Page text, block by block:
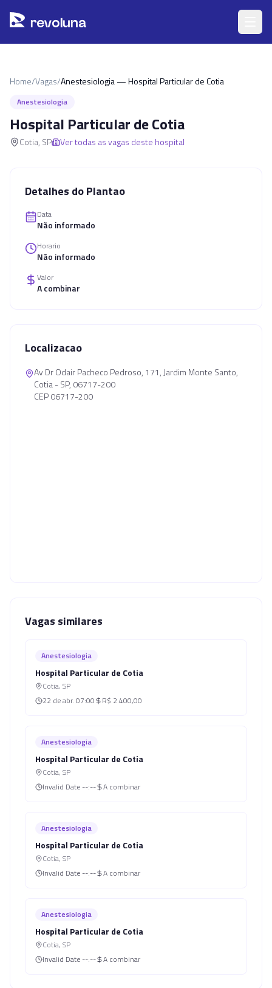
revoluna
Home/Vagas/Anestesiologia — Hospital Particular de Cotia
Anestesiologia
Hospital Particular de Cotia
Cotia, SP Ver todas as vagas deste hospital
Detalhes do Plantao
Data
Não informado
Horario
Não informado
Valor
A combinar
Localizacao
Av Dr Odair Pacheco Pedroso, 171, Jardim Monte Santo,
Cotia - SP, 06717-200
CEP 06717-200
Vagas similares
Anestesiologia
Hospital Particular de Cotia
Cotia, SP
22 de abr. 07:00 R$ 2.400,00
Anestesiologia
Hospital Particular de Cotia
Cotia, SP
Invalid Date --:-- A combinar
Anestesiologia
Hospital Particular de Cotia
Cotia, SP
Invalid Date --:-- A combinar
Anestesiologia
Hospital Particular de Cotia
Cotia, SP
Invalid Date --:-- A combinar